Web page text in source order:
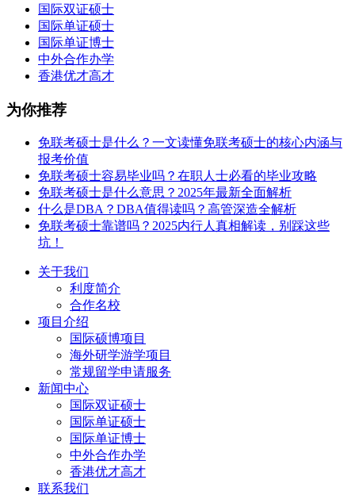
国际双证硕士
国际单证硕士
国际单证博士
中外合作办学
香港优才高才
为你推荐
免联考硕士是什么？一文读懂免联考硕士的核心内涵与
报考价值
免联考硕士容易毕业吗？在职人士必看的毕业攻略
免联考硕士是什么意思？2025年最新全面解析
什么是DBA？DBA值得读吗？高管深造全解析
免联考硕士靠谱吗？2025内行人真相解读，别踩这些
坑！
关于我们
利度简介
合作名校
项目介绍
国际硕博项目
海外研学游学项目
常规留学申请服务
新闻中心
国际双证硕士
国际单证硕士
国际单证博士
中外合作办学
香港优才高才
联系我们